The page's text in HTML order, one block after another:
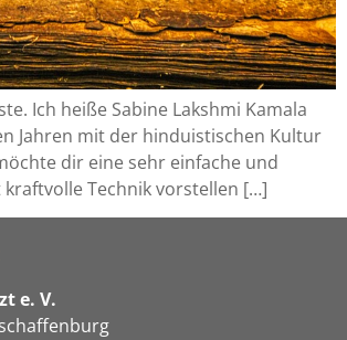
Ich heiße Sabine Lakshmi Kamala
Jahren mit der hinduistischen Kultur
dir eine sehr einfache und
Technik vorstellen […]
e. V.